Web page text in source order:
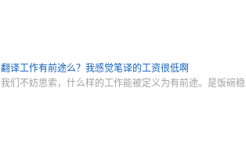
翻译工作有前途么？我感觉笔译的工资很低啊
我们不妨思索，什么样的工作能被定义为有前途。是饭碗